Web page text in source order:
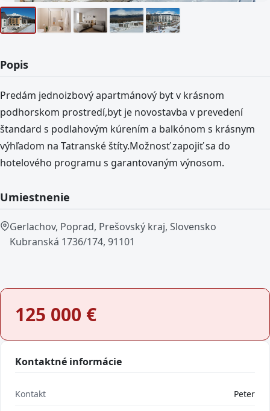
Popis
Predám jednoizbový apartmánový byt v krásnom
podhorskom prostredí,byt je novostavba v prevedení
štandard s podlahovým kúrením a balkónom s krásnym
výhľadom na Tatranské štíty.Možnosť zapojiť sa do
hotelového programu s garantovaným výnosom.
Umiestnenie
Gerlachov, Poprad, Prešovský kraj, Slovensko
Kubranská 1736/174, 91101
125 000 €
Kontaktné informácie
Kontakt Peter